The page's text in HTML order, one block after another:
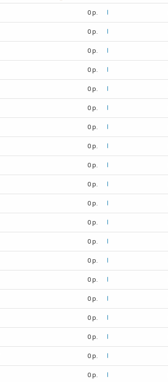
0 p.
0 p.
0 p.
0 p.
0 p.
0 p.
0 p.
0 p.
0 p.
0 p.
0 p.
0 p.
0 p.
0 p.
0 p.
0 p.
0 p.
0 p.
0 p.
0 p.